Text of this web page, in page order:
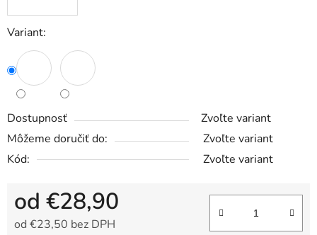
Variant:
Dostupnosť
Zvoľte variant
Môžeme doručiť do:
Zvoľte variant
Kód:
Zvoľte variant
od €28,90
od €23,50 bez DPH